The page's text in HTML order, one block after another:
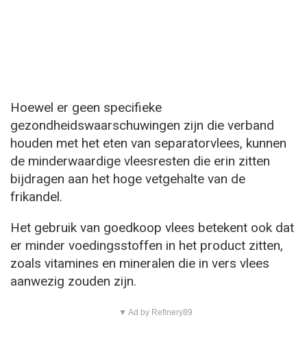
Hoewel er geen specifieke
gezondheidswaarschuwingen zijn die verband
houden met het eten van separatorvlees, kunnen
de minderwaardige vleesresten die erin zitten
bijdragen aan het hoge vetgehalte van de
frikandel.
Het gebruik van goedkoop vlees betekent ook dat
er minder voedingsstoffen in het product zitten,
zoals vitamines en mineralen die in vers vlees
aanwezig zouden zijn.
▼ Ad by Refinery89